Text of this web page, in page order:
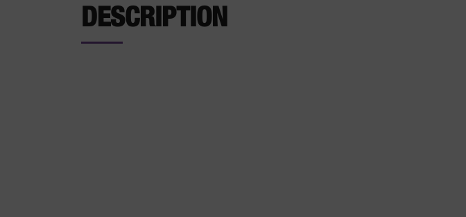
DESCRIPTION